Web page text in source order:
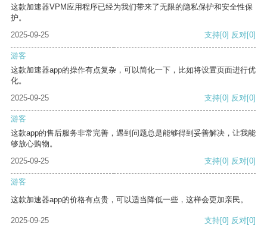
这款加速器VPM应用程序已经为我们带来了无限的隐私保护和安全性保
护。
2025-09-25
支持[0] 反对[0]
游客
这款加速器app的操作有点复杂，可以简化一下，比如将设置页面进行优
化。
2025-09-25
支持[0] 反对[0]
游客
这款app的售后服务非常完善，遇到问题总是能够得到妥善解决，让我能
够放心购物。
2025-09-25
支持[0] 反对[0]
游客
这款加速器app的价格有点贵，可以适当降低一些，这样会更加亲民。
2025-09-25 支持[0] 反对[0]